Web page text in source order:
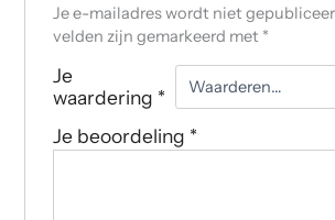
Je e-mailadres wordt niet
velden zijn gemarkeerd met *
Je
waardering *
Je beoordeling *